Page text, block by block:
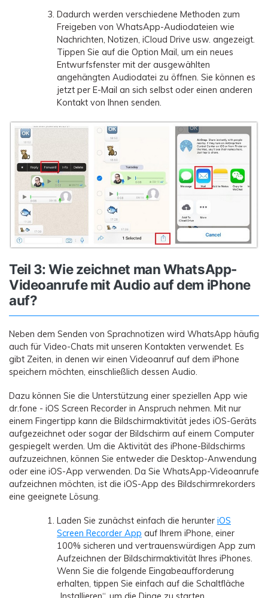
Dadurch werden verschiedene Methoden zum
Freigeben von WhatsApp-Audiodateien wie
Nachrichten, Notizen, iCloud Drive usw. angezeigt.
Tippen Sie auf die Option Mail, um ein neues
Entwurfsfenster mit der ausgewählten
angehängten Audiodatei zu öffnen. Sie können es
jetzt per E-Mail an sich selbst oder einen anderen
Kontakt von Ihnen senden.
Teil 3: Wie zeichnet man WhatsApp-
Videoanrufe mit Audio auf dem iPhone
auf?
Neben dem Senden von Sprachnotizen wird WhatsApp häufig
auch für Video-Chats mit unseren Kontakten verwendet. Es
gibt Zeiten, in denen wir einen Videoanruf auf dem iPhone
speichern möchten, einschließlich dessen Audio.
Dazu können Sie die Unterstützung einer speziellen App wie
dr.fone - iOS Screen Recorder in Anspruch nehmen. Mit nur
einem Fingertipp kann die Bildschirmaktivität jedes iOS-Geräts
aufgezeichnet oder sogar der Bildschirm auf einem Computer
gespiegelt werden. Um die Aktivität des iPhone-Bildschirms
aufzuzeichnen, können Sie entweder die Desktop-Anwendung
oder eine iOS-App verwenden. Da Sie WhatsApp-Videoanrufe
aufzeichnen möchten, ist die iOS-App des Bildschirmrekorders
eine geeignete Lösung.
Laden Sie zunächst einfach die herunter iOS
Screen Recorder App auf Ihrem iPhone, einer
100% sicheren und vertrauenswürdigen App zum
Aufzeichnen der Bildschirmaktivität Ihres iPhones.
Wenn Sie die folgende Eingabeaufforderung
erhalten, tippen Sie einfach auf die Schaltfläche